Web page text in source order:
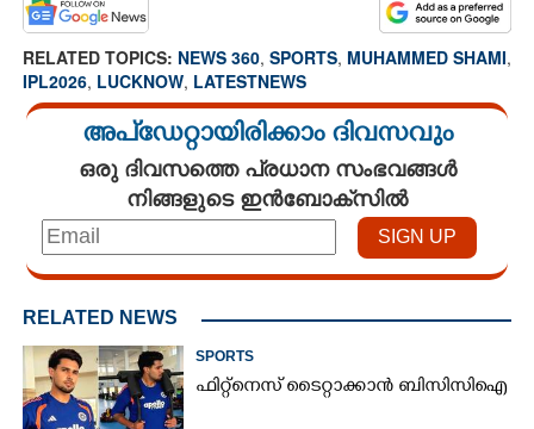
RELATED TOPICS: NEWS 360, SPORTS, MUHAMMED SHAMI,
IPL2026, LUCKNOW, LATESTNEWS
അപ്ഡേറ്റായിരിക്കാം ദിവസവും
ഒരു ദിവസത്തെ പ്രധാന സംഭവങ്ങൾ
നിങ്ങളുടെ ഇൻബോക്സിൽ
RELATED NEWS
SPORTS
ഫിറ്റ്നെസ് ടൈറ്റാക്കാൻ ബിസിസിഐ